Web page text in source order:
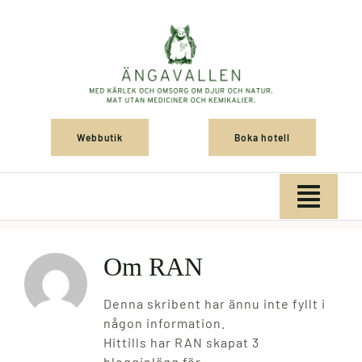
Webbutik Boka hotell
Butik
Restaurang & café
Om RAN
Denna skribent har ännu inte fyllt i
någon information.
Hittills har RAN skapat 3